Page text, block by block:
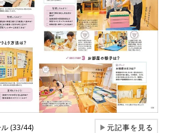
(33/44) ▶元記事を見る